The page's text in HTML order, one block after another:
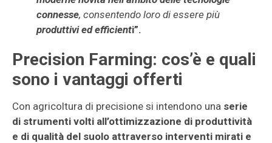
connesse, consentendo loro di essere più
produttivi ed efficienti”.
Precision Farming: cos’è e quali
sono i vantaggi offerti
Con agricoltura di precisione si intendono una serie
di strumenti volti all’ottimizzazione di produttività
e di qualità del suolo attraverso interventi mirati e